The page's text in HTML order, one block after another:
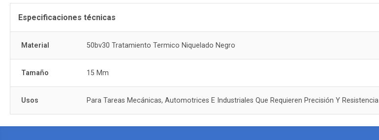
Especificaciones técnicas
Material 50bv30 Tratamiento Termico Niquelado Negro
Tamaño 15 Mm
Usos Para Tareas Mecánicas, Automotrices E Industriales Que Requieren Precisión Y Resistencia